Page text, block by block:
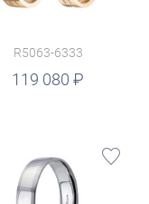
R5063-6333
119 080